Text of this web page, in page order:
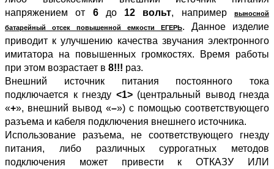
напряжением от 6до 12 вольт, напримервыносной
батарейный отсек повышенной емкости ЕГЕРЬ. Данное изделие
приводит к улучшению качества звучания электронного
имитатора на повышенных громкостях. Время работы
при этом возрастает в 8!!! раз.
Внешний источник питания постоянного тока
подключается к гнезду <1>(центральный вывод гнезда
«+», внешний вывод «–») с помощью соответствующего
разъема и кабеля подключения внешнего источника.
Использование разъема, не соответствующего гнезду
питания, либо различных суррогатных методов
подключения может привести к ОТКАЗУ ИЛИ